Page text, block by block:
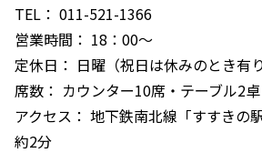
TEL： 011-521-1366
営業時間： 18：00～
定休日： 日曜（祝日は休みのとき有り
席数： カウンター10席・テーブル2卓
アクセス： 地下鉄南北線「すすきの
約2分